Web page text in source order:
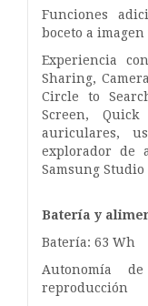
Funciones
boceto a
Experiencia
Sharing,
Circle to
Screen,
auriculares,
explorador de
Samsung Studio
Batería y
Batería: 63 Wh
Autonomía
reproducción